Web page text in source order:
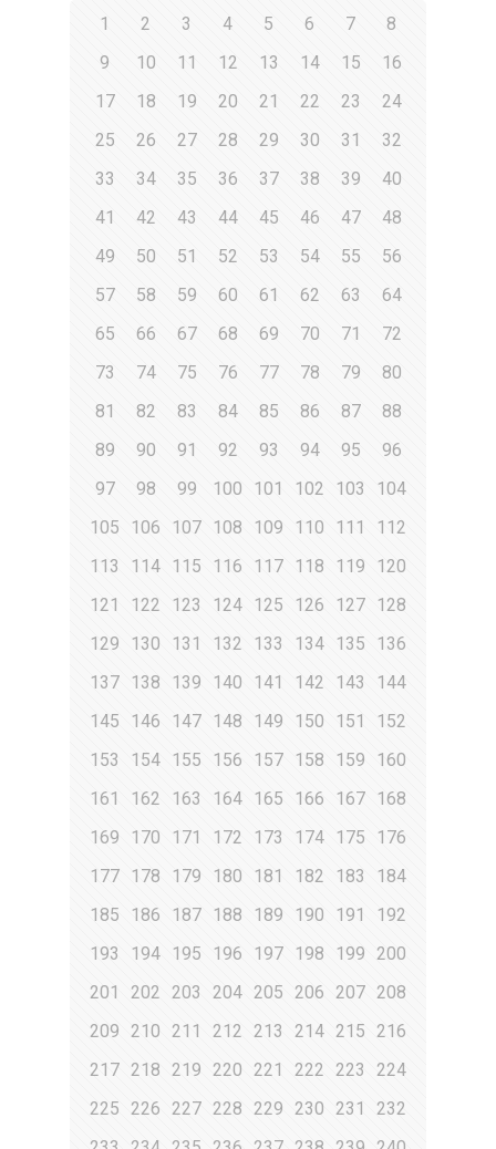
1 2 3 4 5 6 7
8
9
10 11 12 13 14 15
16
17
18 19 20 21 22 23
24
25
26 27 28 29 30 31
32
33
34 35 36 37 38 39
40
41
42 43 44 45 46 47
48
49
50 51 52 53 54 55
56
57
58 59 60 61 62 63
64
65
66 67 68 69 70 71
72
73
74 75 76 77 78 79
80
81
82 83 84 85 86 87
88
89
90 91 92 93 94 95
96
97
98 99 100 101 102 103
104
105
106 107 108 109 110 111
112
113
114 115 116 117 118 119
120
121
122 123 124 125 126 127 128
129
130 131 132 133 134 135
136
137 138 139 140 141 142 143
144
145
146 147 148 149 150 151
152
153
154 155 156 157 158 159
160
161
162 163 164 165 166 167 168
169
170 171 172 173 174 175
176
177 178 179 180 181 182 183
184
185
186 187 188 189 190 191
192
193
194 195 196 197 198 199
200
201
202 203 204 205 206 207 208
209
210 211 212 213 214 215
216
217 218 219 220 221 222 223
224
225
226 227 228 229 230 231
232